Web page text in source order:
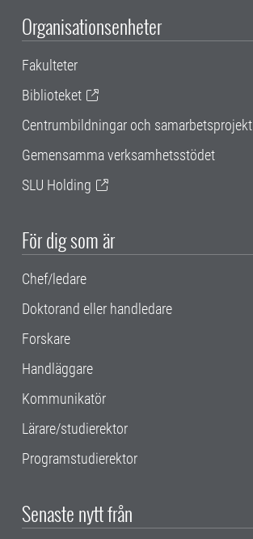
Organisationsenheter
Fakulteter
Biblioteket
Centrumbildningar och samarbetsprojekt
Gemensamma verksamhetsstödet
SLU Holding
För dig som är
Chef/ledare
Doktorand eller handledare
Forskare
Handläggare
Kommunikatör
Lärare/studierektor
Programstudierektor
Senaste nytt från